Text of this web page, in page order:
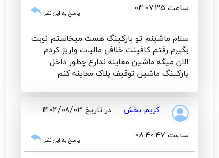
ساعت 04:07:35
پاسخ به این نظر
سلام ماشینم تو پارکینگ هست میخاستم نوبت
بگیرم رفتم کافینت خلافی مالیات واریز کردم
الان میگه ماشین معاینه ندارع چطور داخل
پارکینگ ماشین توقیف پلاک معاینه کنم
کریم بخش
در تاریخ 1404/08/03
ساعت 08:40:47
پاسخ به این نظر